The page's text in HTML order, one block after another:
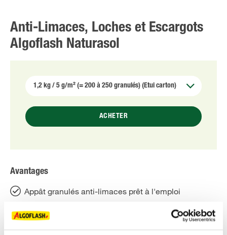
Anti-Limaces, Loches et Escargots
Algoflash Naturasol
ACHETER
Avantages
Appât granulés anti-limaces prêt à l'emploi
Permet de lutter contre les limaces, loches et
escargots